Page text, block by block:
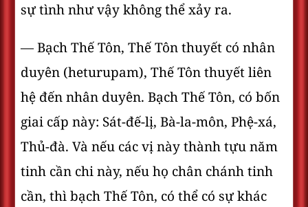
sự tình như vậy không thể xảy ra.
— Bạch Thế Tôn, Thế Tôn thuyết có nhân
duyên (heturupam), Thế Tôn thuyết liên
hệ đến nhân duyên. Bạch Thế Tôn, có bốn
giai cấp này: Sát-đế-lị, Bà-la-môn, Phệ-xá,
Thủ-đà. Và nếu các vị này thành tựu năm
tinh cần chi này, nếu họ chân chánh tinh
cần, thì bạch Thế Tôn, có thể có sự khác